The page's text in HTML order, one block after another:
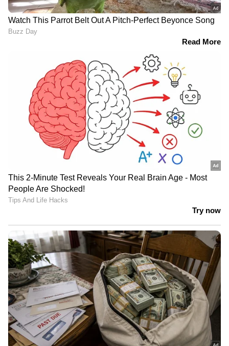
2026 ടി20 ലോകകപ്പ് കിരീടം ചൂടിയ ഇന്ത്യയ്ക്ക്
സമ്മാനമായി ലഭിച്ചത് 2.63 മില്യൺ യു.എസ്
ഡോളർ (ഏകദേശം 22 കോടി ഇന്ത്യൻ രൂപ)
മാത്രമാണ്. റണ്ണേഴ്സ് അപ്പായ ന്യൂസിലൻഡിന്
1.42 മില്യൺ ഡോളറുമാണ്((ഏകദേശം ₹11.8
കോടി രൂപ) ലഭിച്ചത്. ആഗോളതലത്തിൽ
ഫുട്ബോളിനുള്ള സ്വീകാര്യതയും സാമ്പത്തിക
മൂല്യവും വ്യാപ്തിയും ക്രിക്കറ്റിനേക്കാൾ
എത്രയോ മുകളിലാണെന്ന്
അടിവരയിടുന്നതാണ് ഫിഫ പുറത്തുവിട്ട ഈ
കണക്കുകൾ.